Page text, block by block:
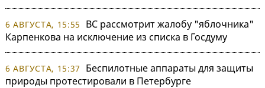
6 АВГУСТА, 15:55
ВС рассмотрит жалобу "яблочника"
Карпенкова на исключение из списка в Госдуму
6 АВГУСТА, 15:37
Беспилотные аппараты для защиты
природы протестировали в Петербурге